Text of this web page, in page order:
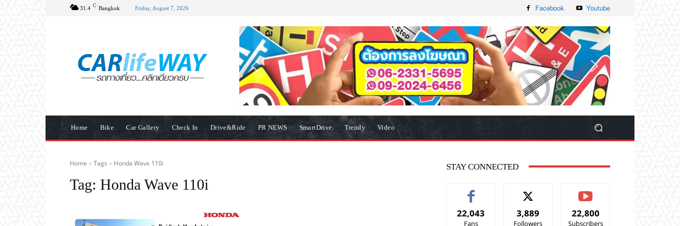
31.4 C Bangkok Friday, August 7, 2026 Facebook Youtube
Home Bike Car Gallery Check In Drive&Ride PR NEWS SmartDrive Trendy Video
Home Tags Honda Wave 110i
Tag: Honda Wave 110i
STAY CONNECTED
22,043
Fans
3,889
Followers
22,800
Subscribers